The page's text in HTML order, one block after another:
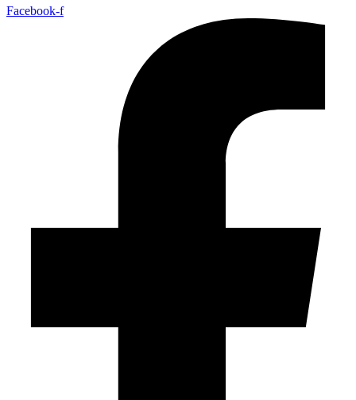
Facebook-f